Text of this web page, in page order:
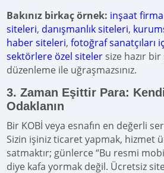
Bakınız birkaç örnek: inşaat
siteleri, danışmanlık siteleri,
haber siteleri,fotoğraf sanatçıları
sektörlere özel siteler size hazır
düzenleme ile uğraşmazsınız.
3. Zaman Eşittir Para:
Odaklanın
Bir KOBİ veya esnafın en değerli
Sizin işiniz ticaret yapmak, hizmet
satmaktır; günlerce “Bu resmi
diye kafa yormak değil. Ücretsiz